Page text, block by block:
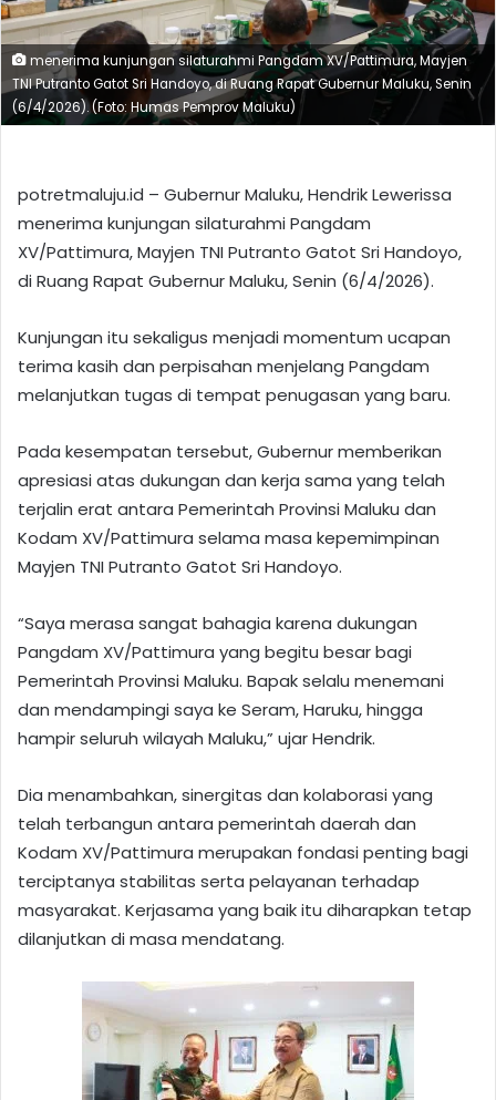
menerima kunjungan silaturahmi Pangdam XV/Pattimura, Mayjen
TNI Putranto Gatot Sri Handoyo, di Ruang Rapat Gubernur Maluku, Senin
(6/4/2026). (Foto: Humas Pemprov Maluku)
potretmaluju.id – Gubernur Maluku, Hendrik Lewerissa
menerima kunjungan silaturahmi Pangdam
XV/Pattimura, Mayjen TNI Putranto Gatot Sri Handoyo,
di Ruang Rapat Gubernur Maluku, Senin (6/4/2026).
Kunjungan itu sekaligus menjadi momentum ucapan
terima kasih dan perpisahan menjelang Pangdam
melanjutkan tugas di tempat penugasan yang baru.
Pada kesempatan tersebut, Gubernur memberikan
apresiasi atas dukungan dan kerja sama yang telah
terjalin erat antara Pemerintah Provinsi Maluku dan
Kodam XV/Pattimura selama masa kepemimpinan
Mayjen TNI Putranto Gatot Sri Handoyo.
“Saya merasa sangat bahagia karena dukungan
Pangdam XV/Pattimura yang begitu besar bagi
Pemerintah Provinsi Maluku. Bapak selalu menemani
dan mendampingi saya ke Seram, Haruku, hingga
hampir seluruh wilayah Maluku,” ujar Hendrik.
Dia menambahkan, sinergitas dan kolaborasi yang
telah terbangun antara pemerintah daerah dan
Kodam XV/Pattimura merupakan fondasi penting bagi
terciptanya stabilitas serta pelayanan terhadap
masyarakat. Kerjasama yang baik itu diharapkan tetap
dilanjutkan di masa mendatang.